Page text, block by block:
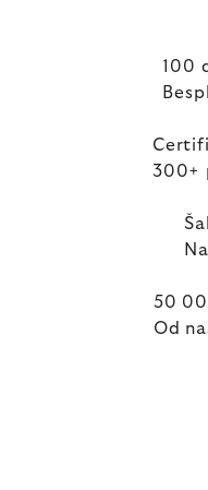
100
300+
50
Od